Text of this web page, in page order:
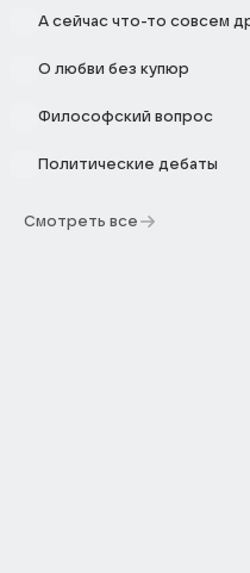
А сейчас что-то совсем
О любви без купюр
Философский вопрос
Политические дебаты
Смотреть все